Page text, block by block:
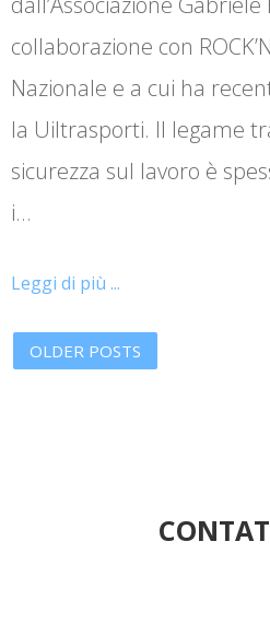
collaborazione con
Nazionale e a cui ha
la Uiltrasporti. Il legame
sicurezza sul lavoro è
i…
Leggi di più ...
OLDER POSTS